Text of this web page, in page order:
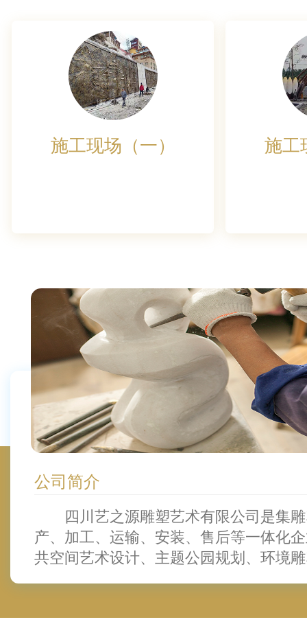
施工现场（一） 施工
公司简介
四川艺之源雕塑艺术有限公司是集
产、加工、运输、安装、售后等一体化
共空间艺术设计、主题公园规划、环境
户外艺术品的企业。公司精于铸铜雕塑